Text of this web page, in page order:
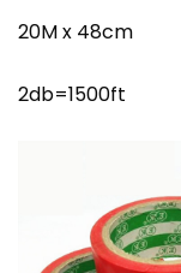
20M x 48cm
2db=1500ft